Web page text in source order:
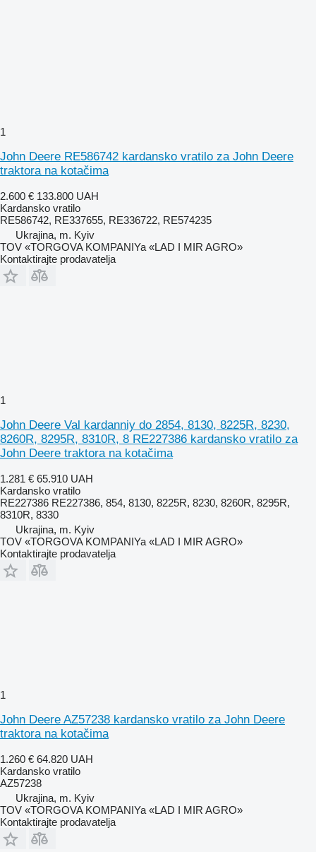
1
John Deere RE586742 kardansko vratilo za John Deere
traktora na kotačima
2.600 € 133.800 UAH
Kardansko vratilo
RE586742, RE337655, RE336722, RE574235
Ukrajina, m. Kyiv
TOV «TORGOVA KOMPANIYa «LAD I MIR AGRO»
Kontaktirajte prodavatelja
1
John Deere Val kardanniy do 2854, 8130, 8225R, 8230,
8260R, 8295R, 8310R, 8 RE227386 kardansko vratilo za
John Deere traktora na kotačima
1.281 € 65.910 UAH
Kardansko vratilo
RE227386 RE227386, 854, 8130, 8225R, 8230, 8260R, 8295R,
8310R, 8330
Ukrajina, m. Kyiv
TOV «TORGOVA KOMPANIYa «LAD I MIR AGRO»
Kontaktirajte prodavatelja
1
John Deere AZ57238 kardansko vratilo za John Deere
traktora na kotačima
1.260 € 64.820 UAH
Kardansko vratilo
AZ57238
Ukrajina, m. Kyiv
TOV «TORGOVA KOMPANIYa «LAD I MIR AGRO»
Kontaktirajte prodavatelja